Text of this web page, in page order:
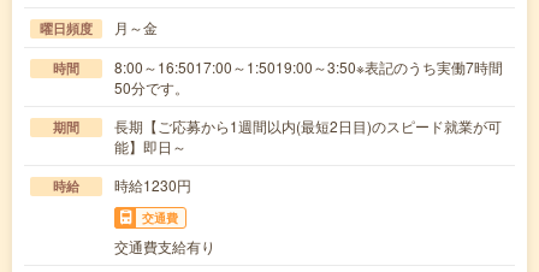
曜日頻度 月～金
時間
8:00～16:5017:00～1:5019:00～3:50※表記のうち実働7時間
50分です。
期間
長期【ご応募から1週間以内(最短2日目)のスピード就業が可
能】即日～
時給 時給1230円
交通費
交通費支給有り